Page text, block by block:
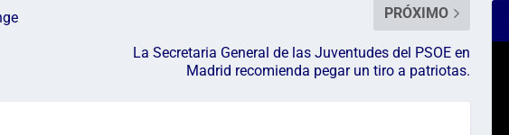
PRÓXIMO
La Secretaria General de las Juventudes del PSOE en
Madrid recomienda pegar un tiro a patriotas.